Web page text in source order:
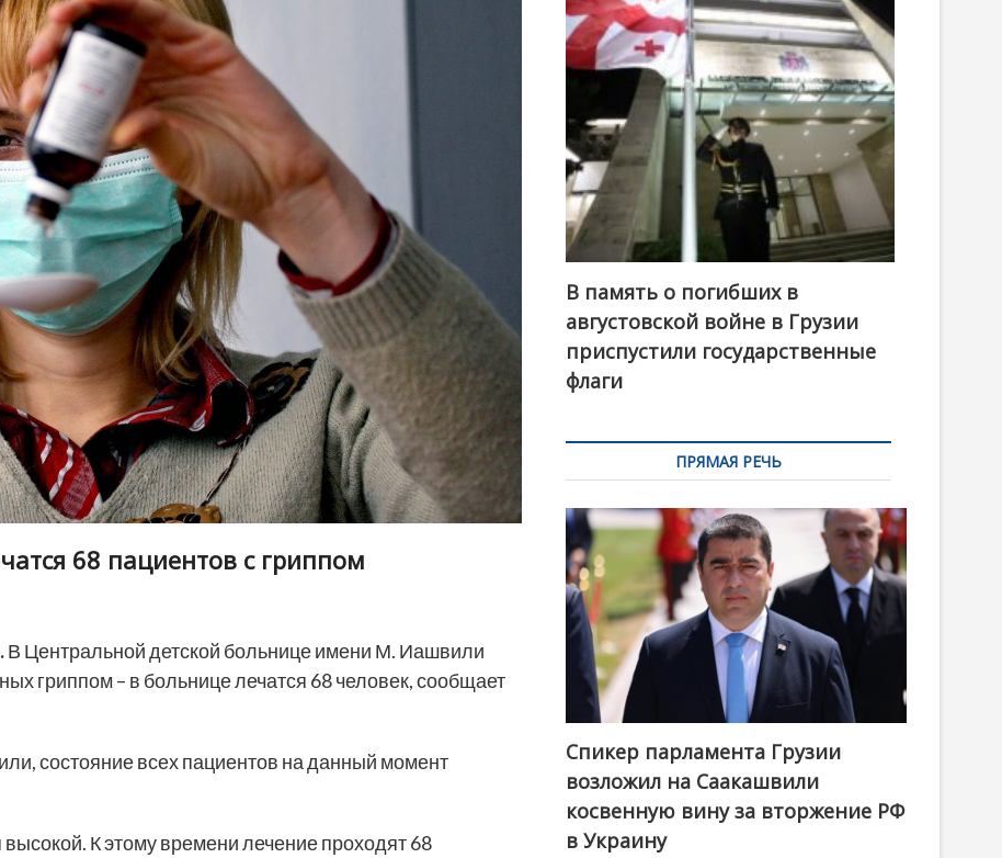
o
n
68 пациентов с гриппом
.В Центральной детской больнице имени М. Иашвили
гриппом – в больнице лечатся 68 человек, сообщает
состояние всех пациентов на данный момент
К этому времени лечение проходят 68
В память о погибших в
августовской войне в Грузии
приспустили государственные
флаги
ПРЯМАЯ РЕЧЬ
Спикер парламента Грузии
возложил на Саакашвили
косвенную вину за вторжение РФ
в Украину